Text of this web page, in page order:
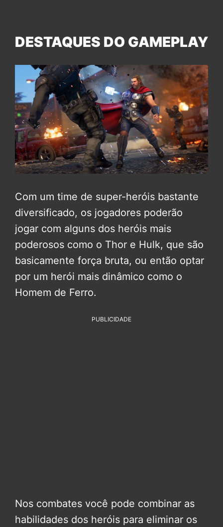
DESTAQUES DO GAMEPLAY
Com um time de super-heróis bastante
diversificado, os jogadores poderão
jogar com alguns dos heróis mais
poderosos como o Thor e Hulk, que são
basicamente força bruta, ou então optar
por um herói mais dinâmico como o
Homem de Ferro.
PUBLICIDADE
Nos combates você pode combinar as
habilidades dos heróis para eliminar os